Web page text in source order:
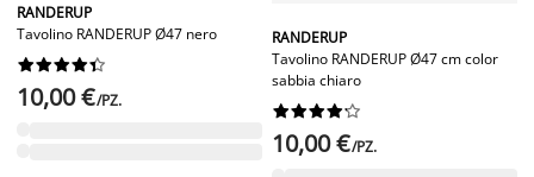
RANDERUP
Tavolino RANDERUP Ø47 nero






10,00 €/PZ.
RANDERUP
Tavolino RANDERUP Ø47 cm color
sabbia chiaro






10,00 €/PZ.